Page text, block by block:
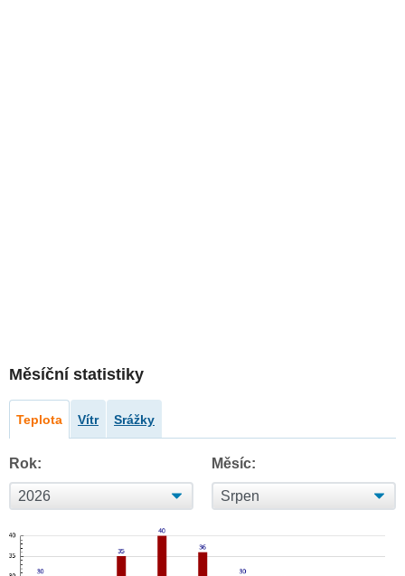
Měsíční statistiky
Teplota Vítr Srážky
Rok: Měsíc: